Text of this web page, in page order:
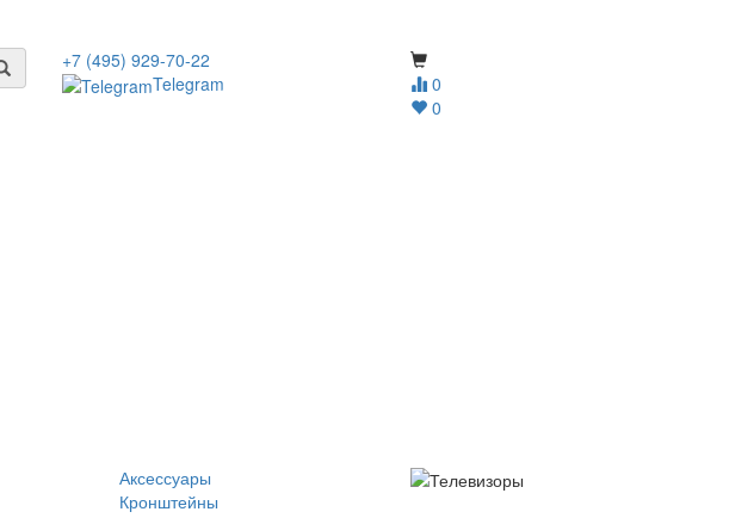
0
0
+7 (495) 929-70-22
Telegram
Аксессуары
Кронштейны